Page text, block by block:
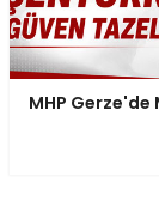
MHP